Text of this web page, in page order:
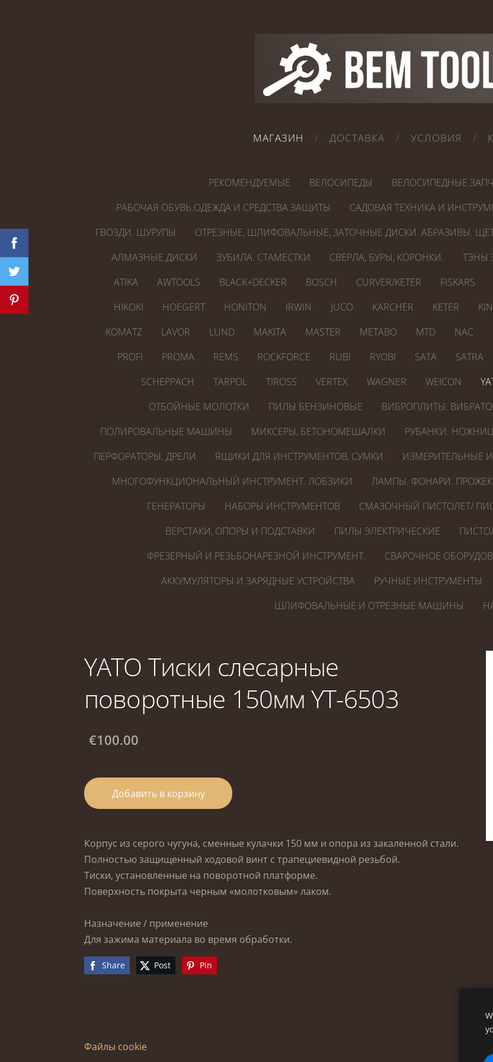
МАГАЗИН ДОСТАВКА УСЛОВИЯ
РЕКОМЕНДУЕМЫЕ ВЕЛОСИПЕДЫ
ВЕЛОСИПЕДНЫЕ
РАБОЧАЯ ОБУВЬ.ОДЕЖДА И СРЕДСТВА ЗАЩИТЫ
САДОВАЯ ТЕХНИКА И
ГВОЗДИ. ШУРУПЫ
ОТРЕЗНЫЕ, ШЛИФОВАЛЬНЫЕ, ЗАТОЧНЫЕ ДИСКИ. АБРАЗИВЫ.
АЛМАЗНЫЕ ДИСКИ
ЗУБИЛА. СТАМЕСТКИ СВЕРЛА, БУРЫ, КОРОНКИ. ТЭНЫ
ATIKA
AWTOOLS BLACK+DECKER BOSCH CURVER/KETER FISKARS
HIKOKI
HOEGERT HONITON IRWIN JUCO KARCHER KETER
KOMATZ
LAVOR LUND MAKITA MASTER METABO MTD NAC
PROFI
PROMA REMS ROCKFORCE RUBI RYOBI SATA SATRA
SCHEPPACH
TARPOL TIROSS VERTEX WAGNER WEICON
ОТБОЙНЫЕ МОЛОТКИ
ПИЛЫ БЕНЗИНОВЫЕ ВИБРОПЛИТЫ.
ПОЛИРОВАЛЬНЫЕ МАШИНЫ
МИКСЕРЫ, БЕТОНОМЕШАЛКИ РУБАНКИ.
ПЕРФОРАТОРЫ. ДРЕЛИ
ЯЩИКИ ДЛЯ ИНСТРУМЕНТОВ, СУМКИ ИЗМЕРИТЕЛЬНЫЕ
МНОГОФУНКЦИОНАЛЬНЫЙ ИНСТРУМЕНТ. ЛОБЗИКИ
ЛАМПЫ. ФОНАРИ.
ГЕНЕРАТОРЫ
НАБОРЫ ИНСТРУМЕНТОВ СМАЗОЧНЫЙ ПИСТОЛЕТ/
ВЕРСТАКИ, ОПОРЫ И ПОДСТАВКИ
ПИЛЫ ЭЛЕКТРИЧЕСКИЕ
ФРЕЗЕРНЫЙ И РЕЗЬБОНАРЕЗНОЙ ИНСТРУМЕНТ.
СВАРОЧНОЕ
АККУМУЛЯТОРЫ И ЗАРЯДНЫЕ УСТРОЙСТВА
РУЧНЫЕ ИНСТРУМЕНТЫ
ШЛИФОВАЛЬНЫЕ И ОТРЕЗНЫЕ МАШИНЫ
YATO Тиски слесарные
поворотные 150мм YT-6503
€100.00
Добавить в корзину
Корпус из серого чугуна, сменные кулачки 150 мм и опора из закаленной стали.
Полностью защищенный ходовой винт с трапециевидной резьбой.
Тиски, установленные на поворотной платформе.
Поверхность покрыта черным «молотковым» лаком.
Назначение / применение
Для зажима материала во время обработки.
Share Post Pin
Файлы cookie